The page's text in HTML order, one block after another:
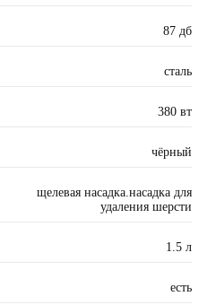
87 дб
сталь
380 вт
чёрный
щелевая насадка.насадка для
удаления шерсти
1.5 л
есть